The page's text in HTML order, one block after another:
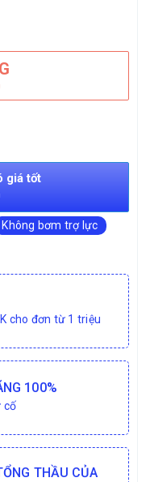
giá tốt
Không bơm trợ lực
cho đơn từ 1 triệu
100%
cố
THẦU CỦA